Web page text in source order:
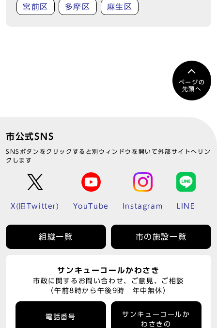
宮前区 多摩区 麻生区
ページの
先頭へ
市公式SNS
SNSボタンをクリックすると別ウィンドウを開いて外部サイトへリン
クします
X(旧Twitter) YouTube Instagram LINE
組織一覧 市の施設一覧
サンキューコールかわさき
市政に関するお問い合わせ、ご意見、ご相談
（午前8時から午後9時 年中無休）
電話番号
サンキューコールか
わさきの